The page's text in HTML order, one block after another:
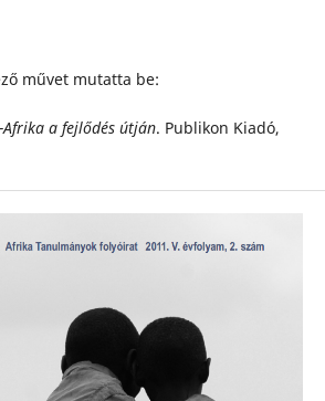
művet mutatta be:
Afrika a fejlődés útján. Publikon Kiadó,